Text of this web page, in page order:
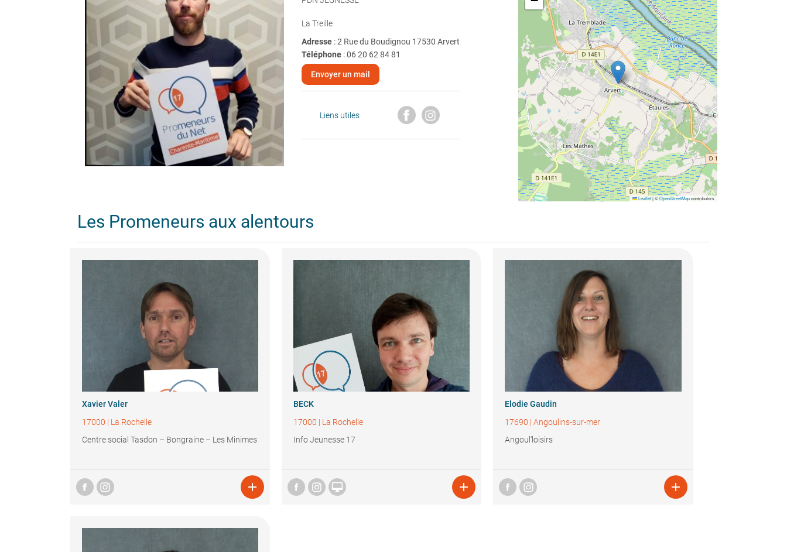
La Treille
Adresse : 2 Rue du Boudignou 17530 Arvert
Téléphone:06 20 62 84 81
Envoyer un mail
Liens utiles
Leaflet|©OpenStreetMapcontributors
Les Promeneurs aux alentours
Xavier Valer
17000 | La Rochelle
Centre social Tasdon – Bongraine – Les Minimes

BECK
17000 | La Rochelle
Info Jeunesse 17
 
Elodie Gaudin
17690 |Angoulins-sur-mer
Angoul'loisirs
